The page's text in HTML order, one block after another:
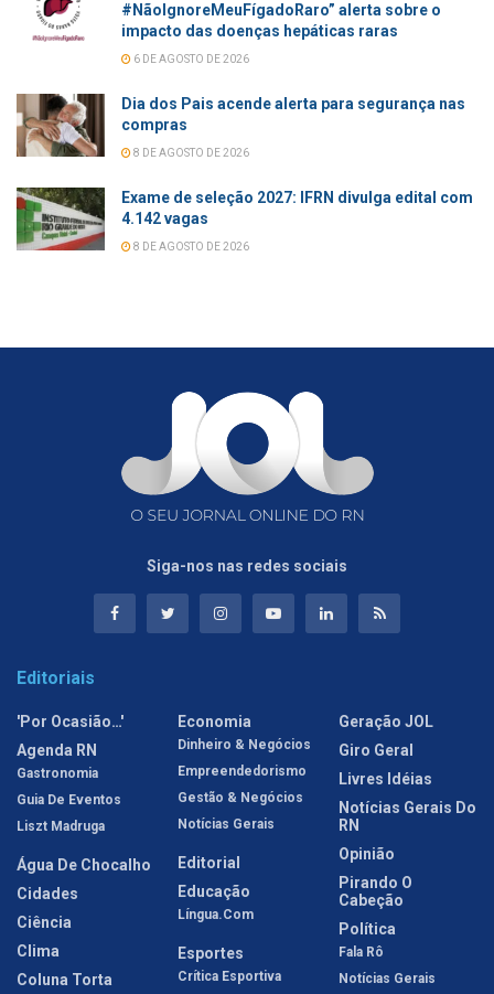
#NãoIgnoreMeuFígadoRaro” alerta sobre o
impacto das doenças hepáticas raras
6 DE AGOSTO DE 2026
Dia dos Pais acende alerta para segurança nas
compras
8 DE AGOSTO DE 2026
Exame de seleção 2027: IFRN divulga edital com
4.142 vagas
8 DE AGOSTO DE 2026
Siga-nos nas redes sociais
Editoriais
'Por Ocasião…'
Agenda RN
Gastronomia
Guia De Eventos
Liszt Madruga
Água De Chocalho
Cidades
Ciência
Clima
Coluna Torta
Economia
Dinheiro & Negócios
Empreendedorismo
Gestão & Negócios
Notícias Gerais
Editorial
Educação
Língua.com
Esportes
Crítica Esportiva
Geração JOL
Giro Geral
Livres Idéias
Notícias Gerais Do
RN
Opinião
Pirando O
Cabeção
Política
Fala Rô
Notícias Gerais